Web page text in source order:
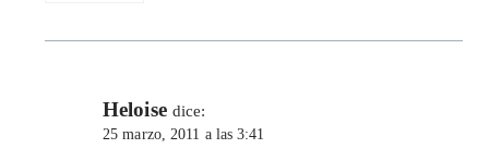
Heloise dice:
25 marzo, 2011 a las 3:41